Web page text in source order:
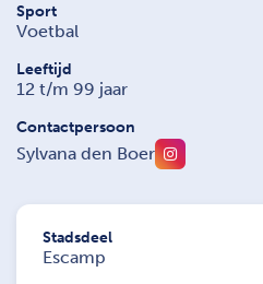
Sport
Voetbal
Leeftijd
12 t/m 99 jaar
Contactpersoon
Sylvana den Boer
Stadsdeel
Escamp